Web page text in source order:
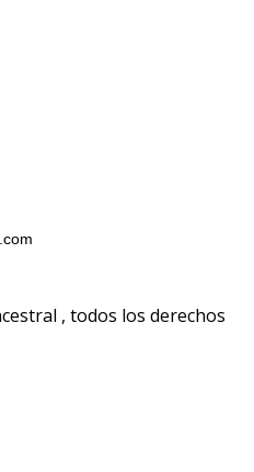
, todos los derechos